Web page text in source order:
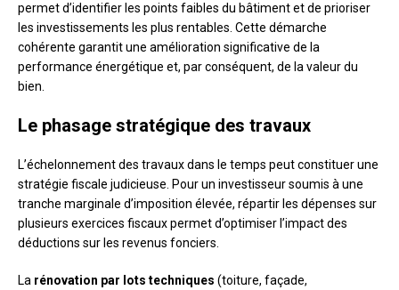
permet d’identifier les points faibles du bâtiment et de prioriser
les investissements les plus rentables. Cette démarche
cohérente garantit une amélioration significative de la
performance énergétique et, par conséquent, de la valeur du
bien.
Le phasage stratégique des travaux
L’échelonnement des travaux dans le temps peut constituer une
stratégie fiscale judicieuse. Pour un investisseur soumis à une
tranche marginale d’imposition élevée, répartir les dépenses sur
plusieurs exercices fiscaux permet d’optimiser l’impact des
déductions sur les revenus fonciers.
La rénovation par lots techniques (toiture, façade,